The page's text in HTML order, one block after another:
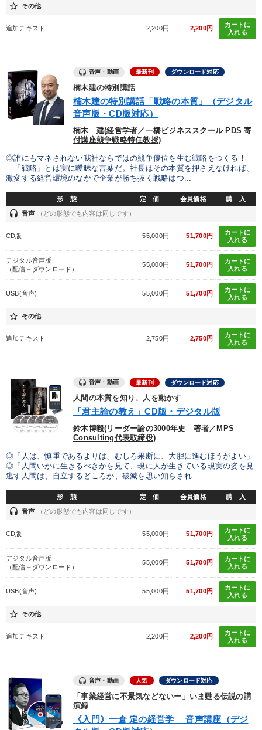
star_border その他
追加テキスト 2,200円 2,200円
カートに
入れる
音声・動画 最新刊 ダウンロード対応
楠木建の特別講話
楠木建の特別講話「戦略の本質」（デジタル
音声版・CD版対応）
楠木 建(経営学者／一橋ビジネススクール PDS 寄
付講座競争戦略特任教授)
◎誰にもマネされない我社ならではの競争優位を生む戦略をつくる！
「戦略」とは実に曖昧な言葉だ。社長はその本質を押さえなければ、
激変する経営環境のなかで企業が勝ち抜く戦略はつ...
形 態 定 価 会員価格 購 入
headset 音声 （どの形態でも内容は同じです）
CD版 55,000円 51,700円
カートに
入れる
デジタル音声版
（配信＋ダウンロード）
55,000円 51,700円
カートに
入れる
USB(音声) 55,000円 51,700円
カートに
入れる
star_border その他
追加テキスト 2,750円 2,750円
カートに
入れる
音声・動画 最新刊 ダウンロード対応
人間の本質を知り、人を動かす
「君主論の教え」CD版・デジタル版
鈴木博毅(リーダー論の3000年史 著者／MPS
Consulting代表取締役)
◎「人は、慎重であるよりは、むしろ果断に、大胆に進むほうがよい」
◎「人間いかに生きるべきかを見て、現に人が生きている現実の姿を見
逃す人間は、自立するどころか、破滅を思い知らされ...
形 態 定 価 会員価格 購 入
headset 音声 （どの形態でも内容は同じです）
CD版 55,000円 51,700円
カートに
入れる
デジタル音声版
（配信＋ダウンロード）
55,000円 51,700円
カートに
入れる
USB(音声) 55,000円 51,700円
カートに
入れる
star_border その他
追加テキスト 2,200円 2,200円
カートに
入れる
音声・動画 人気 ダウンロード対応
「事業経営に不景気などないー」いま甦る伝説の講
演録
《入門》一倉 定の経営学 音声講座（デジ